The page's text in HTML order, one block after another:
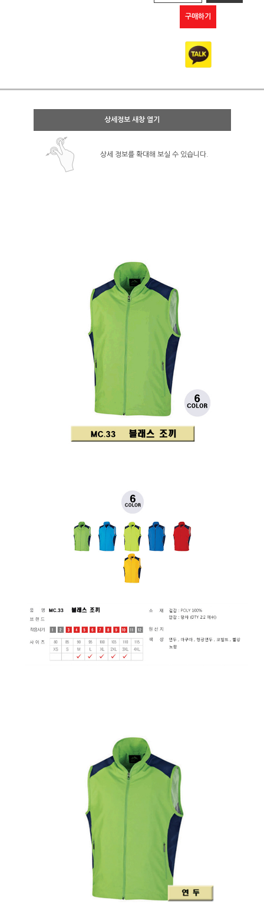
구매하기
상세정보 새창 열기
상세 정보를 확대해 보실 수 있습니다.